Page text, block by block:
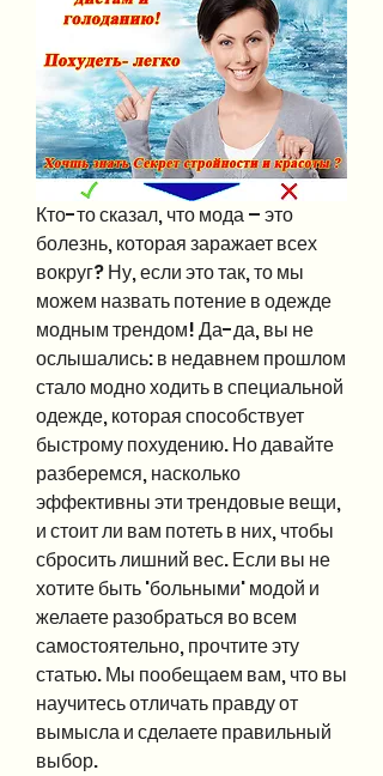
Кто-то сказал, что мода – это
болезнь, которая заражает всех
вокруг? Ну, если это так, то мы
можем назвать потение в одежде
модным трендом! Да-да, вы не
ослышались: в недавнем прошлом
стало модно ходить в специальной
одежде, которая способствует
быстрому похудению. Но давайте
разберемся, насколько
эффективны эти трендовые вещи,
и стоит ли вам потеть в них, чтобы
сбросить лишний вес. Если вы не
хотите быть 'больными' модой и
желаете разобраться во всем
самостоятельно, прочтите эту
статью. Мы пообещаем вам, что вы
научитесь отличать правду от
вымысла и сделаете правильный
выбор.